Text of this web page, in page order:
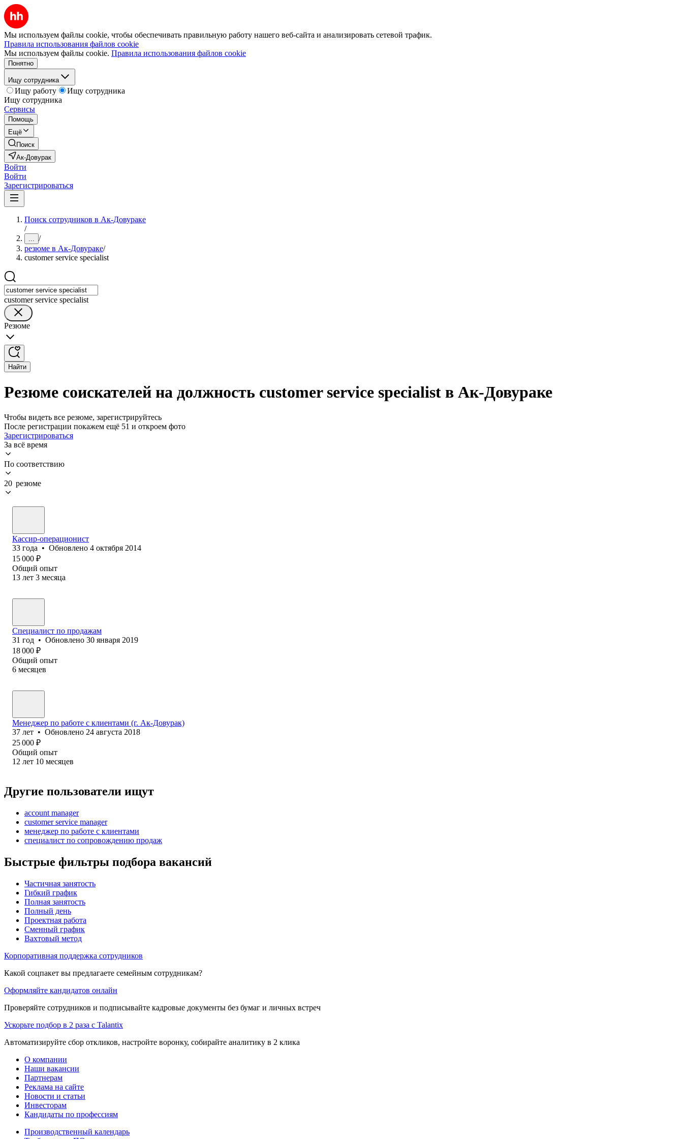
Мы используем файлы cookie, чтобы обеспечивать правильную работу нашего веб-сайта и анализировать сетевой трафик.
Правила использования файлов cookie
Мы используем файлы cookie. Правила использования файлов cookie
Понятно
Ищу сотрудника
Ищу работу
Ищу сотрудника
Ищу сотрудника
Сервисы
Помощь
Ещё
Поиск
Ак-Довурак
Войти
Войти
Зарегистрироваться
Поиск сотрудников в Ак-Довураке
/
... /
резюме в Ак-Довураке/
customer service specialist
customer service specialist
Резюме
Найти
Резюме соискателей на должность customer service specialist в Ак-Довураке
Чтобы видеть все резюме, зарегистрируйтесь
После регистрации покажем ещё 51 и откроем фото
Зарегистрироваться
За всё время
По соответствию
20 резюме
Кассир-операционист
33 года • Обновлено 4 октября 2014
15 000 ₽
Общий опыт
13 лет 3 месяца
Специалист по продажам
31 год • Обновлено 30 января 2019
18 000 ₽
Общий опыт
6 месяцев
Менеджер по работе с клиентами (г. Ак-Довурак)
37 лет • Обновлено 24 августа 2018
25 000 ₽
Общий опыт
12 лет 10 месяцев
Другие пользователи ищут
account manager
customer service manager
менеджер по работе с клиентами
специалист по сопровождению продаж
Быстрые фильтры подбора вакансий
Частичная занятость
Гибкий график
Полная занятость
Полный день
Проектная работа
Сменный график
Вахтовый метод
Корпоративная поддержка сотрудников
Какой соцпакет вы предлагаете семейным сотрудникам?
Оформляйте кандидатов онлайн
Проверяйте сотрудников и подписывайте кадровые документы без бумаг и личных встреч
Ускорьте подбор в 2 раза с Talantix
Автоматизируйте сбор откликов, настройте воронку, собирайте аналитику в 2 клика
О компании
Наши вакансии
Партнерам
Реклама на сайте
Новости и статьи
Инвесторам
Кандидаты по профессиям
Производственный календарь